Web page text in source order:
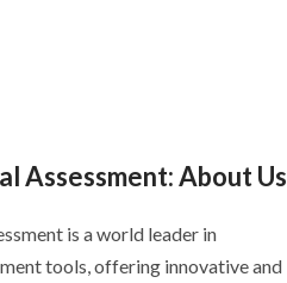
Assessment: About Us
is a world leader in
tools, offering innovative and